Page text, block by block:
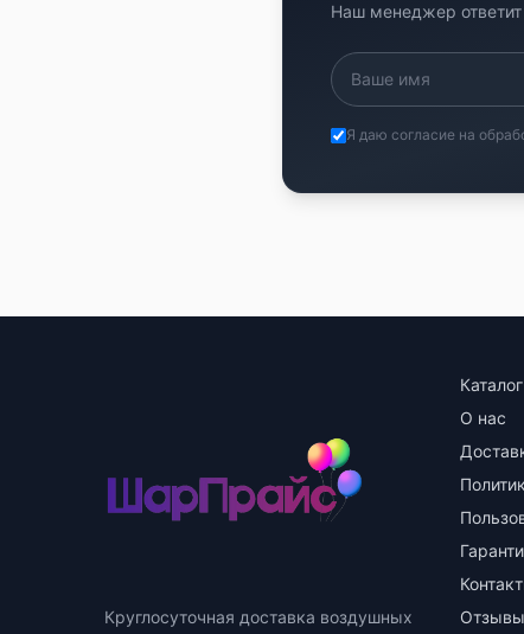
Наш менеджер
Я даю согласие на
Круглосуточная доставка воздушных
Каталог
О нас
Отзывы